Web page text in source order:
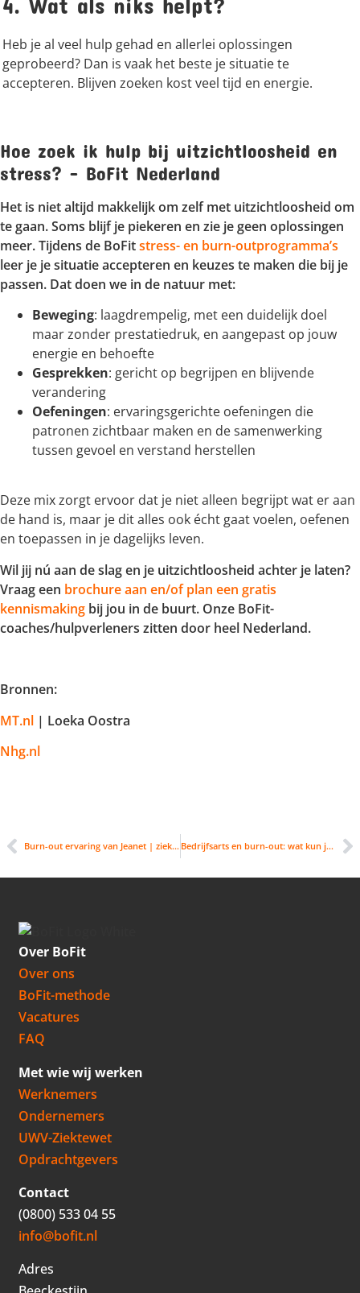
4. Wat als niks helpt?
Heb je al veel hulp gehad en allerlei oplossingen
geprobeerd? Dan is vaak het beste je situatie te
accepteren. Blijven zoeken kost veel tijd en energie.
Hoe zoek ik hulp bij uitzichtloosheid en
stress? – BoFit Nederland
Het is niet altijd makkelijk om zelf met uitzichtloosheid om
te gaan. Soms blijf je piekeren en zie je geen oplossingen
meer. Tijdens de BoFitstress- en burn-outprogramma’s
leer je je situatie accepteren en keuzes te maken die bij je
passen. Dat doen we in de natuur met:
Beweging: laagdrempelig, met een duidelijk doel
maar zonder prestatiedruk, en aangepast op jouw
energie en behoefte
Gesprekken: gericht op begrijpen en blijvende
verandering
Oefeningen: ervaringsgerichte oefeningen die
patronen zichtbaar maken en de samenwerking
tussen gevoel en verstand herstellen
Deze mix zorgt ervoor dat je niet alleen begrijpt wat er aan
de hand is, maar je dit alles ook écht gaat voelen, oefenen
en toepassen in je dagelijks leven.
Wil jij nú aan de slag en je uitzichtloosheid achter je laten?
Vraag een brochure aan en/of plan een gratis
kennismaking bij jou in de buurt. Onze BoFit-
coaches/hulpverleners zitten door heel Nederland.
Bronnen:
MT.nl | Loeka Oostra
Nhg.nl
Burn-out ervaring van Jeanet | ziektewet Bedrijfsarts en burn-out: wat kun je verwachten?
Over BoFit
Over ons
BoFit-methode
Vacatures
FAQ
Met wie wij werken
Werknemers
Ondernemers
UWV-Ziektewet
Opdrachtgevers
Contact
(0800) 533 04 55
info@bofit.nl
Adres